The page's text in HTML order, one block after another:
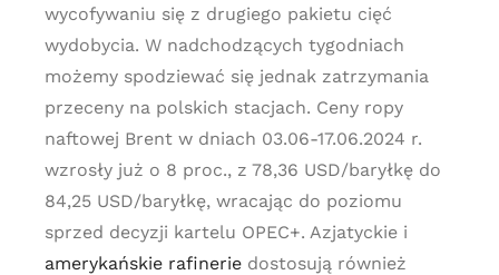
wycofywaniu się z drugiego pakietu cięć
wydobycia. W nadchodzących tygodniach
możemy spodziewać się jednak zatrzymania
przeceny na polskich stacjach. Ceny ropy
naftowej Brent w dniach 03.06-17.06.2024 r.
wzrosły już o 8 proc., z 78,36 USD/baryłkę do
84,25 USD/baryłkę, wracając do poziomu
sprzed decyzji kartelu OPEC+. Azjatyckie i
amerykańskie rafineriedostosują również